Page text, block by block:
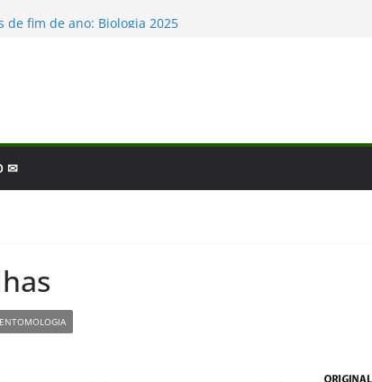
e a laminina
✉
ENTOMOLOGIA